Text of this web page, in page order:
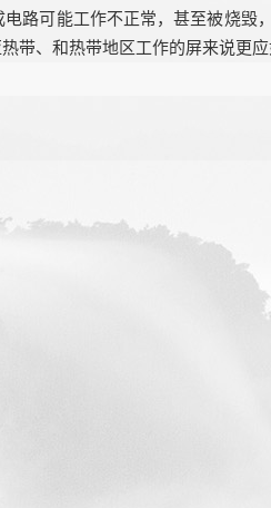
路可能工作不正常，甚至被烧毁
带、和热带地区工作的屏来说更应